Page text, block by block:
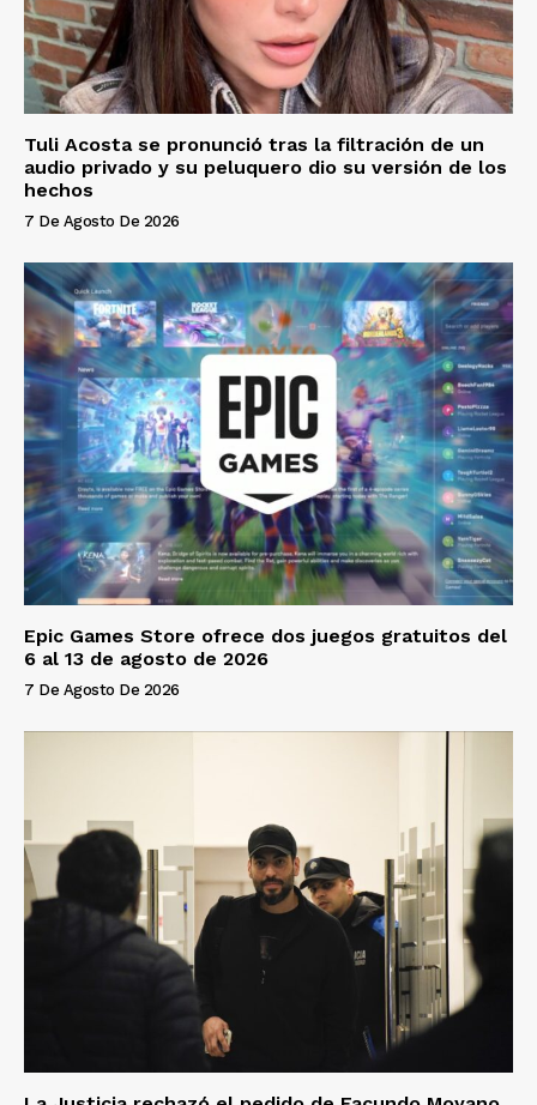
Tuli Acosta se pronunció tras la filtración de un
audio privado y su peluquero dio su versión de los
hechos
7 De Agosto De 2026
Epic Games Store ofrece dos juegos gratuitos del
6 al 13 de agosto de 2026
7 De Agosto De 2026